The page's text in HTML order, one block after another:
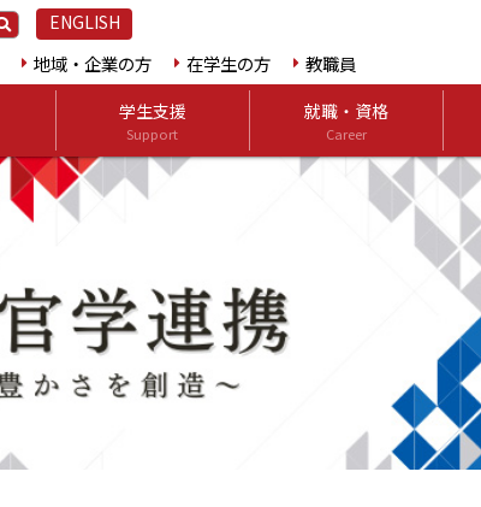
ENGLISH
地域・企業の方 在学生の方 教職員
学生支援
Support
就職・資格
Career